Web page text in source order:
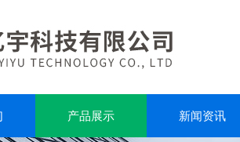
产品展示 新闻资讯